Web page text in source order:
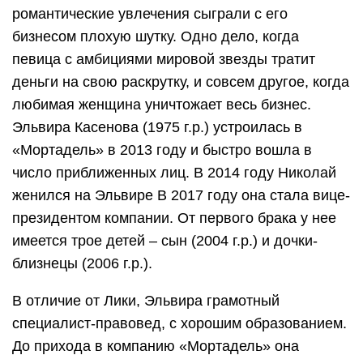
романтические увлечения сыграли с его
бизнесом плохую шутку. Одно дело, когда
певица с амбициями мировой звезды тратит
деньги на свою раскрутку, и совсем другое, когда
любимая женщина уничтожает весь бизнес.
Эльвира Касенова (1975 г.р.) устроилась в
«Мортадель» в 2013 году и быстро вошла в
число приближенных лиц. В 2014 году Николай
женился на Эльвире В 2017 году она стала вице-
президентом компании. От первого брака у нее
имеется трое детей – сын (2004 г.р.) и дочки-
близнецы (2006 г.р.).
В отличие от Лики, Эльвира грамотный
специалист-правовед, с хорошим образованием.
До прихода в компанию «Мортадель» она